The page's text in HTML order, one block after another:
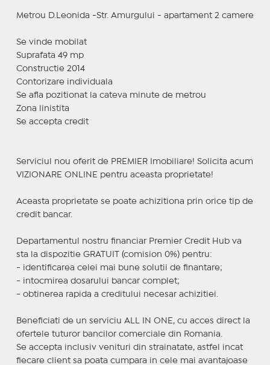
Metrou D.Leonida -Str. Amurgului - apartament 2 camere
Se vinde mobilat
Suprafata 49 mp
Constructie 2014
Contorizare individuala
Se afla pozitionat la cateva minute de metrou
Zona linistita
Se accepta credit
Serviciul nou oferit de PREMIER Imobiliare! Solicita acum
VIZIONARE ONLINE pentru aceasta proprietate!
Aceasta proprietate se poate achizitiona prin orice tip de
credit bancar.
Departamentul nostru financiar Premier Credit Hub va
sta la dispozitie GRATUIT (comision 0%) pentru:
- identificarea celei mai bune solutii de finantare;
- intocmirea dosarului bancar complet;
- obtinerea rapida a creditului necesar achizitiei.
Beneficiati de un serviciu ALL IN ONE, cu acces direct la
ofertele tuturor bancilor comerciale din Romania.
Se accepta inclusiv venituri din strainatate, astfel incat
fiecare client sa poata cumpara in cele mai avantajoase